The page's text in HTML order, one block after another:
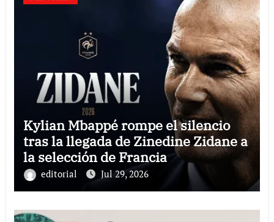
Kylian Mbappé rompe el silencio
tras la llegada de Zinedine Zidane a
la selección de Francia
editorial Jul 29, 2026